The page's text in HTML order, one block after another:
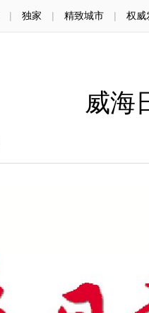
| 独家 | 精致城市 | 权威
威海